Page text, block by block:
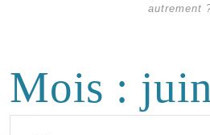
autrement
Mois :